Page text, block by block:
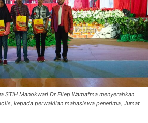
STIH Manokwari Dr Filep Wamafma menyerahkan
kepada perwakilan mahasiswa penerima, Jumat